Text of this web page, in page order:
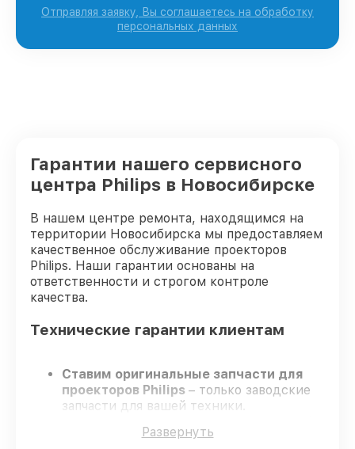
Отправляя заявку, Вы соглашаетесь на обработку
персональных данных
Гарантии нашего сервисного
центра Philips в Новосибирске
В нашем центре ремонта, находящимся на
территории Новосибирска мы предоставляем
качественное обслуживание проекторов
Philips. Наши гарантии основаны на
ответственности и строгом контроле
качества.
Технические гарантии клиентам
Ставим оригинальные запчасти для
проекторов Philips – только заводские
запчасти для вашей техники.
отбор, что подтверждает качество и
Развернуть